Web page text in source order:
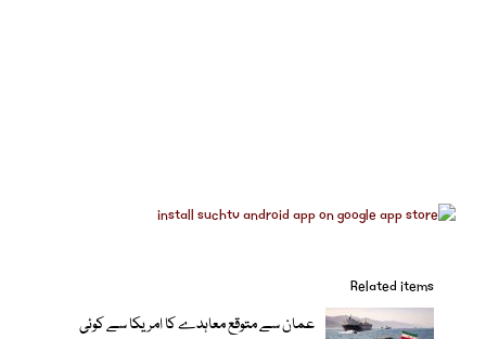
Related items
عمان سے متوقع معاہدے کا امریکا سے کوئی